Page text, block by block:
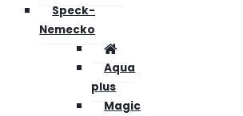
Speck-
Nemecko
Aqua
plus
Magic